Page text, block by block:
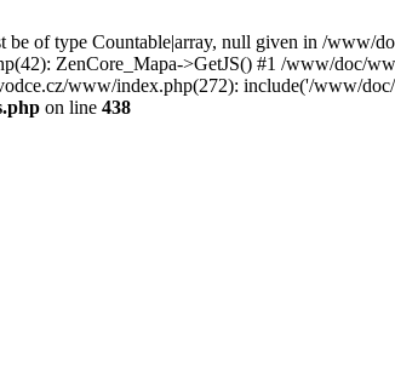
of type Countable|array, null given in /www/
ZenCore_Mapa->GetJS() #1 /www/doc/
www/index.php(272): include('/www/
on line 438